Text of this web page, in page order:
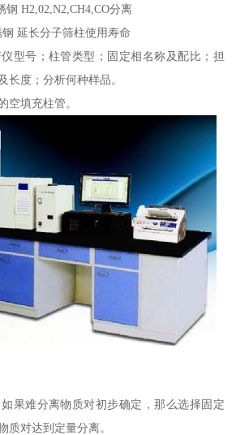
H2,02,N2,CH4,CO分离
延长分子筛柱使用寿命
型号；柱管类型；固定相名称及配比；担
长度；分析何种样品。
空填充柱管。
果难分离物质对初步确定，那么选择固定
质对达到定量分离。